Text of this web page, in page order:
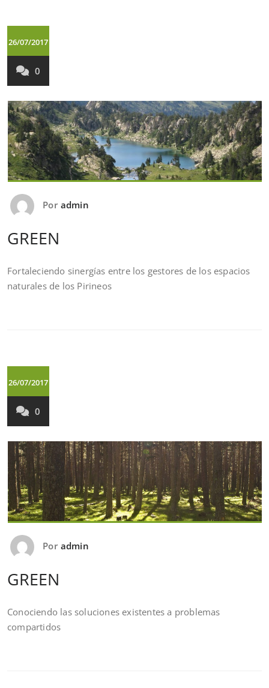
26/07/2017
0
Por admin
GREEN
Fortaleciendo sinergías entre los gestores de los espacios
naturales de los Pirineos
26/07/2017
0
Por admin
GREEN
Conociendo las soluciones existentes a problemas
compartidos